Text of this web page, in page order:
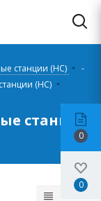
станции (НС)
-
(НС)
станции
0
0